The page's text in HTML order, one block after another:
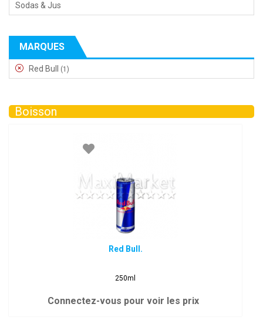
Sodas & Jus
MARQUES
Red Bull (1)
Boisson
Red Bull.
250ml
Connectez-vous pour voir les prix